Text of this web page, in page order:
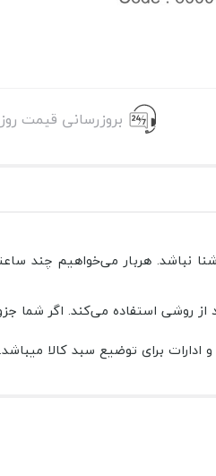
بروزرسانی قیمت
هربار می‌خواهیم چند
روشی استفاده می‌کند. اگر شما
ادارات برای توضیع سبد کالا میباشد.